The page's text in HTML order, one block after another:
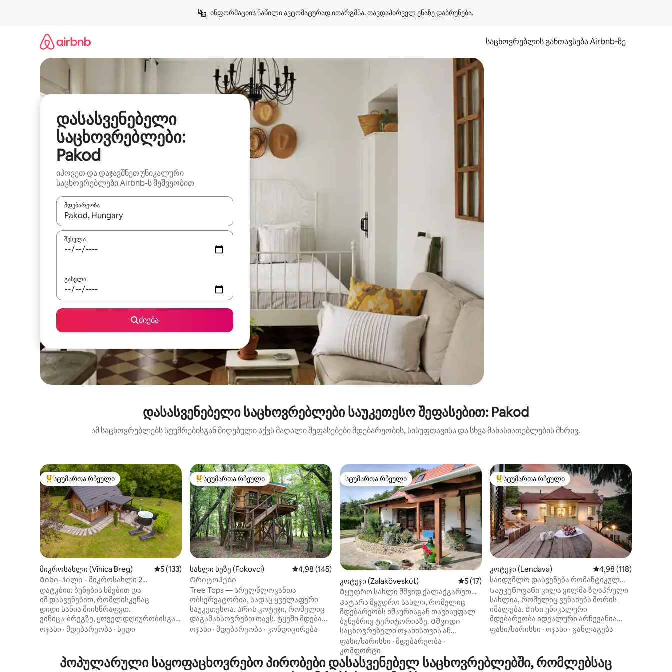
ინფორმაციის ნაწილი ავტომატურად ითარგმნა. თავდაპირველ ენაზე დაბრუნება.
საცხოვრებლის განთავსება Airbnb‑ზე
დასასვენებელი
საცხოვრებლები:
Pakod
იპოვეთ და დაჯავშნეთ უნიკალური
საცხოვრებლები Airbnb-ს მეშვეობით
მდებარეობა
როცა შედეგები ხელმისაწვდომი გახდება, ნავიგაციისთვის გამოიყენეთ კლავიშები ზემოთ/ქვემოთ მიმართული ისრებით ან შეხებისა თუ თითის გასმის ჟესტები.
შესვლა
გასვლა
ძიება
დასასვენებელი საცხოვრებლები საუკეთესო შეფასებით: Pakod
ამ საცხოვრებლებს სტუმრებისგან მიღებული აქვს მაღალი შეფასებები მდებარეობის, სისუფთავისა და სხვა მახასიათებლების მხრივ.
სტუმართა რჩეული მოწინავე ვარიანტი
სტუმართა რჩეული
მიკროსახლი (Vinica Breg) საშუალო შეფასებაა 5‑დან 5, 133 მიმოხილვა
5 (133)
Მინი-ჰილი - მიკროსახლი 2
ადამიანისთვის
დატკბით ბუნების ხმებით და
იმ დასვენებით, რომლისკენაც
დიდი ხანია მიისწრაფვთ.
ვინიცა‑ბრეგზე, ყოველდღიურობისგან
მოშორებით, მდებარეობს
დასასვენებლად, გასართობად და
ბუნებისთვის მიძღვნილი დროის
ოჯახი · მდებარეობა · ხედი
სტუმართა რჩეული მოწინავე ვარიანტი
სტუმართა რჩეული
სახლი ხეზე (Fokovci) საშუალო შეფასებაა 5‑დან 4,98, 145 მიმოხილვა
4,98 (145)
Ტრიტოპები
Tree Tops — სრულწლოვანთა
ობსერვატორია, სადაც ყველაფერი
საუკეთესოა. Არის კოტეჯი, რომელიც
დაგამახსოვრებთ თავს. ტყეში მდებარე
უნიკალური მდებარეობის გამო, ეს
სტუმრისთვისაც სასიამოვნო
სიურპრიზია. ეს ხის სახლი კოჭებზე
ოჯახი · მდებარეობა · კონდიცირება
სტუმართა რჩეული
სტუმართა რჩეული
კოტეჯი (Zalaköveskút) საშუალო შეფასებაა 5‑დან 5, 17 მიმოხილვა
5 (17)
Მყუდრო სახლი მშვიდ ქალაქგარეთ
ახლოს Hévíz
Პატარა მყუდრო სახლი, რომელიც
მდებარეობს ხმაურისგან თავისუფალ
ბუნებრივ ტერიტორიაზე. Მშვიდი
საცხოვრებელი ოჯახისთვის ან
წყვილებისთვის. Მანქანით: Hévíz - 10
წუთი, Balaton - 14 წუთი და Keszthely - 13
წუთი. Ყველაფერი, რაც გჭირდებათ,
რომ გაატაროთ დრო სასიამოვნო
ფასი/ხარისხი · მდებარეობა ·
კომფორტი
სტუმართა რჩეული მოწინავე ვარიანტი
სტუმართა რჩეული
კოტეჯი (Lendava) საშუალო შეფასებაა
4,98 (118)
საიდუმლო დასვენება რომანტიკულ
ვენახში
Საუკუნოვანი ვილა ვილმა ზღაპრული
სახლია, რომელიც ვენახებს შორის
იმალება. Მისი უნიკალური
მდებარეობა იდეალური არჩევანია
რომანტიკული დასვენებისთვის ან
ჰიდრომასაჟიან აუზში, დატკბით
საქანელის ხედით ან მიირთვით
ფასი/ხარისხი · ოჯახი · განლაგება
პოპულარული საყოფაცხოვრებო პირობები დასასვენებელ საცხოვრებლებში, რომლებსაც